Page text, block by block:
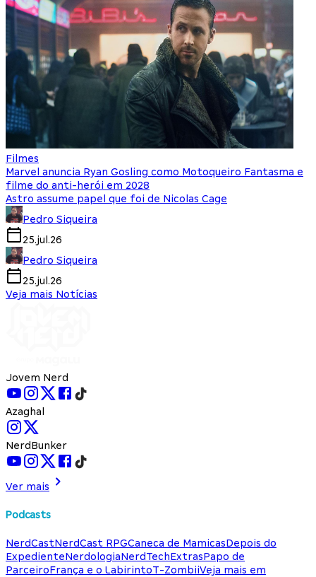
Filmes
Marvel anuncia Ryan Gosling como Motoqueiro Fantasma e
filme do anti-herói em 2028
Astro assume papel que foi de Nicolas Cage
Pedro Siqueira
25.jul.26
Pedro Siqueira
25.jul.26
Veja mais Notícias
Jovem Nerd
Azaghal
NerdBunker
Ver mais
Podcasts
NerdCastNerdCast RPGCaneca de MamicasDepois do
ExpedienteNerdologiaNerdTechExtrasPapo de
ParceiroFrança e o LabirintoT-ZombiiVeja mais em